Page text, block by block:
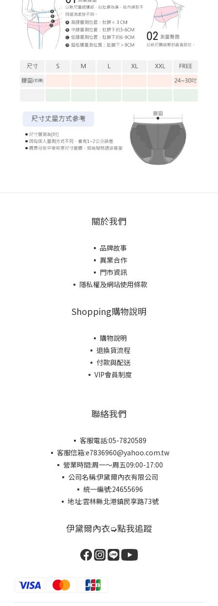
關於我們
▪ 品牌故事
▪ 異業合作
▪ 門市資訊
▪ 隱私權及網站使用條款
Shopping購物說明
▪ 購物說明
▪ 退換貨流程
▪ 付款與配送
▪ VIP會員制度
聯絡我們
▪ 客服電話:05-7820589
▪ 客服信箱:e7836960@yahoo.com.tw
▪ 營業時間:周一～周五09:00-17:00
▪ 公司名稱:伊黛爾內衣有限公司
▪ 統一編號:24655696
▪ 地址:雲林縣北港鎮民享路73號
伊黛爾內衣➭點我追蹤